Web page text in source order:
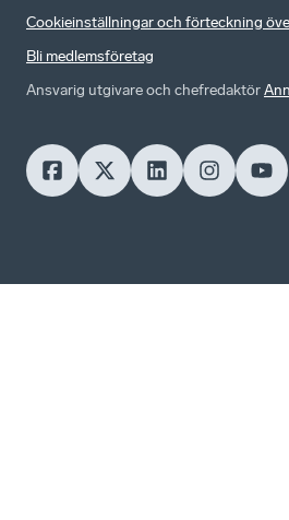
Cookieinställningar och förteckning
Bli medlemsföretag
Ansvarig utgivare och chefredaktör